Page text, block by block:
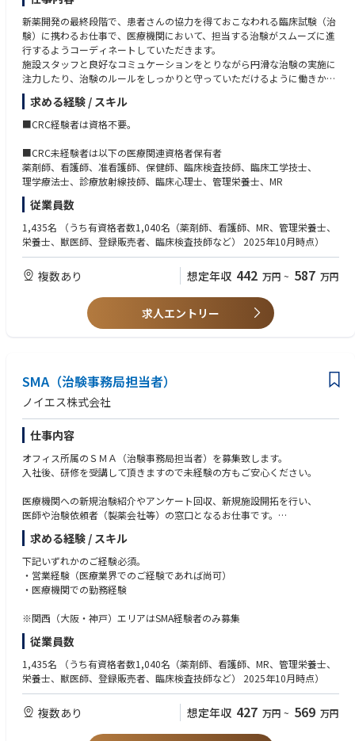
新薬開発の最終段階で、患者さんの協力を得ておこなわれる臨床試験（治
験）に携わるお仕事で、医療機関において、担当する治験がスムーズに進
行するようコーディネートしていただきます。
施設スタッフと良好なコミュケーションをとりながら円滑な治験の実施に
注力したり、治験のルールをしっかりと守っていただけるように働きかけ
るなど、治験をサポートするお仕事です。
CRCはとても責任がある専門的なお仕事ですが、未経験の方でも
安心してお仕事ができるよう、万全の研修内容とスタッフでお待ちしてお
■業務内容
・治験実施計画書を理解し、担当する医療機関の関係者へ説明会の実施
・選定した患者さまへの同意説明・同意取得補助
・被験者（患者）さま対応（来院スケジュールの管理、来院時の診察同
席、不安・疑問の解消、等）
・上記に関わる事務作業及び原則として医療行為にあたらない治験支援の
業務全般の支援をご担当して頂きます
求める経験 / スキル
■CRC経験者は資格不要。
■CRC未経験者は以下の医療関連資格者保有者
薬剤師、看護師、准看護師、保健師、臨床検査技師、臨床工学技士、
理学療法士、診療放射線技師、臨床心理士、管理栄養士、MR
従業員数
1,435名
（うち有資格者数1,040名（薬剤師、看護師、MR、管理栄養士、
栄養士、獣医師、登録販売者、臨床検査技師など） 2025年10月時点）
複数あり 想定年収 442 万円 ~ 587 万円
求人エントリー
SMA（治験事務局担当者）
ノイエス株式会社
仕事内容
オフィス所属のＳＭＡ（治験事務局担当者）を募集致します。
入社後、研修を受講して頂きますので未経験の方もご安心ください。
医療機関への新規治験紹介やアンケート回収、新規施設開拓を行い、
医師や治験依頼者（製薬会社等）の窓口となるお仕事です。
また、治験をスムーズに行えるよう、医師や関連部門のアポイント取得等
の院内調整、契約書の作成や管理、各種委員会の申請手続きなどの業務を
ご担当頂きます。
治験事務局は営業的側面と事務的側面を併せ持つお仕事です。
治験を依頼する製薬企業側と受け入れる医療機関側、双方の間に立ち、お
やりがいのあるお仕事です。
求める経験 / スキル
下記いずれかのご経験必須。
・営業経験（医療業界でのご経験であれば尚可）
・医療機関での勤務経験
※関西（大阪・神戸）エリアはSMA経験者のみ募集
従業員数
1,435名
（うち有資格者数1,040名（薬剤師、看護師、MR、管理栄養士、
栄養士、獣医師、登録販売者、臨床検査技師など） 2025年10月時点）
複数あり 想定年収 427 万円 ~ 569 万円